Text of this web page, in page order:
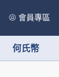
會員專區
何氏幣